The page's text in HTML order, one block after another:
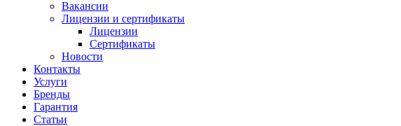
Вакансии
Лицензии и сертификаты
Лицензии
Сертификаты
Новости
Контакты
Услуги
Бренды
Гарантия
Статьи